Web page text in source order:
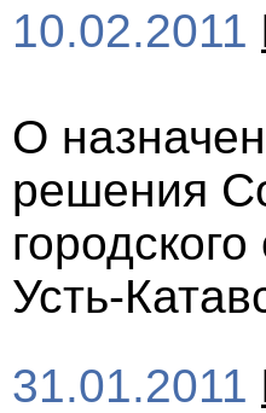
10.02.2011
О
решения
Усть-
31.01.2011